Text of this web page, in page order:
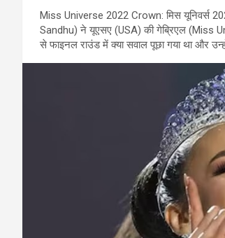
Miss Universe 2022 Crown: मिस यूनिवर्स
Sandhu) ने यूएसए (USA) की गेब्रिएल (Miss
से फाइनल राउंड में क्या सवाल पूछा गया था और